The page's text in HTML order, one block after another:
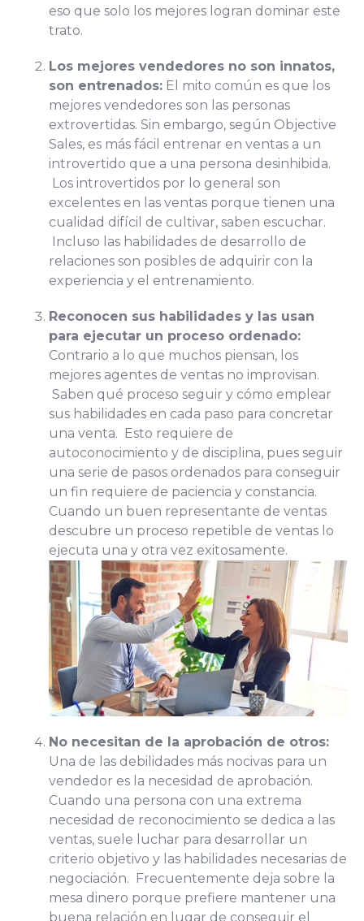
eso que solo los mejores logran dominar este
trato.
Los mejores vendedores no son innatos,
son entrenados: El mito común es que los
mejores vendedores son las personas
extrovertidas. Sin embargo, según Objective
Sales, es más fácil entrenar en ventas a un
introvertido que a una persona desinhibida.
Los introvertidos por lo general son
excelentes en las ventas porque tienen una
cualidad difícil de cultivar, saben escuchar.
Incluso las habilidades de desarrollo de
relaciones son posibles de adquirir con la
experiencia y el entrenamiento.
Reconocen sus habilidades y las usan
para ejecutar un proceso ordenado:
Contrario a lo que muchos piensan, los
mejores agentes de ventas no improvisan.
Saben qué proceso seguir y cómo emplear
sus habilidades en cada paso para concretar
una venta. Esto requiere de
autoconocimiento y de disciplina, pues seguir
una serie de pasos ordenados para conseguir
un fin requiere de paciencia y constancia.
Cuando un buen representante de ventas
descubre un proceso repetible de ventas lo
ejecuta una y otra vez exitosamente.
No necesitan de la aprobación de otros:
Una de las debilidades más nocivas para un
vendedor es la necesidad de aprobación.
Cuando una persona con una extrema
necesidad de reconocimiento se dedica a las
ventas, suele luchar para desarrollar un
criterio objetivo y las habilidades necesarias de
negociación. Frecuentemente deja sobre la
mesa dinero porque prefiere mantener una
buena relación en lugar de conseguir el